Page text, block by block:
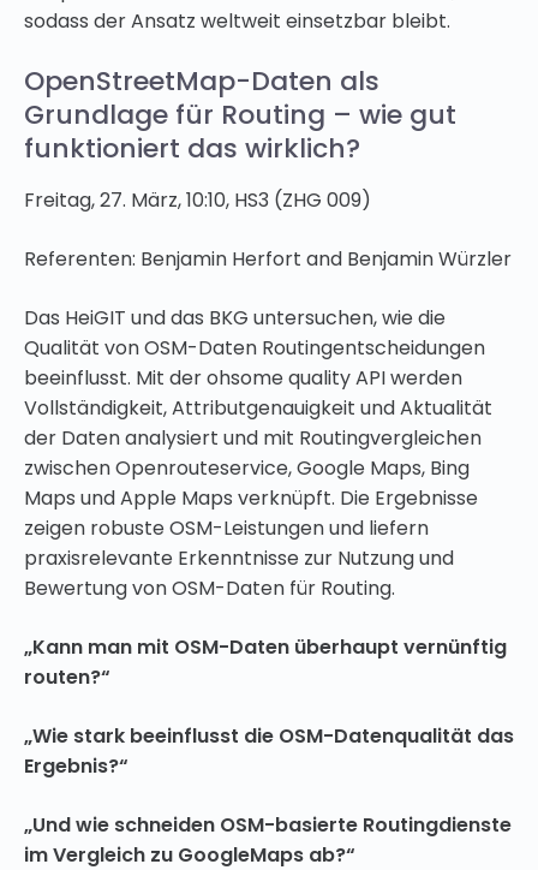
sodass der Ansatz weltweit einsetzbar bleibt.
OpenStreetMap-Daten als
Grundlage für Routing – wie gut
funktioniert das wirklich?
Freitag, 27. März, 10:10, HS3 (ZHG 009)
Referenten: Benjamin Herfort and Benjamin Würzler
Das HeiGIT und das BKG untersuchen, wie die
Qualität von OSM-Daten Routingentscheidungen
beeinflusst. Mit der ohsome quality API werden
Vollständigkeit, Attributgenauigkeit und Aktualität
der Daten analysiert und mit Routingvergleichen
zwischen Openrouteservice, Google Maps, Bing
Maps und Apple Maps verknüpft. Die Ergebnisse
zeigen robuste OSM-Leistungen und liefern
praxisrelevante Erkenntnisse zur Nutzung und
Bewertung von OSM-Daten für Routing.
„Kann man mit OSM-Daten überhaupt vernünftig
routen?“
„Wie stark beeinflusst die OSM-Datenqualität das
Ergebnis?“
„Und wie schneiden OSM-basierte Routingdienste
im Vergleich zu GoogleMaps ab?“